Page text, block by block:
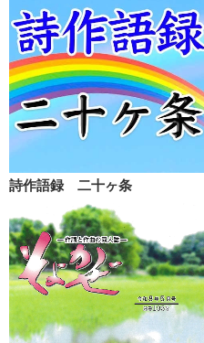
詩作語録 二十ヶ条